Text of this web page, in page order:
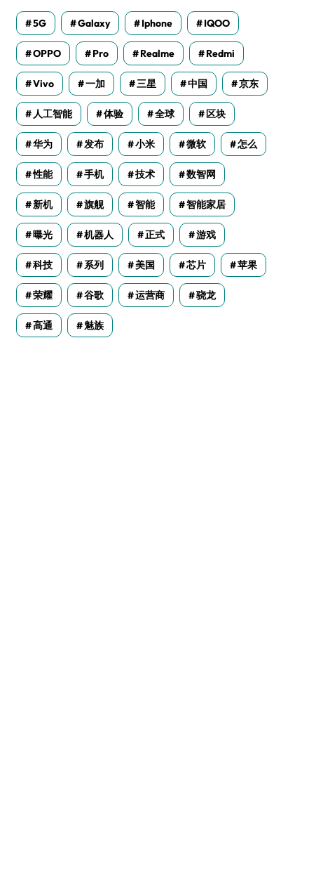
5G Galaxy Iphone IQOO
OPPO Pro Realme Redmi
Vivo 一加 三星 中国 京东
人工智能 体验 全球 区块
华为 发布 小米 微软 怎么
性能 手机 技术 数智网
新机 旗舰 智能 智能家居
曝光 机器人 正式 游戏
科技 系列 美国 芯片 苹果
荣耀 谷歌 运营商 骁龙
高通 魅族